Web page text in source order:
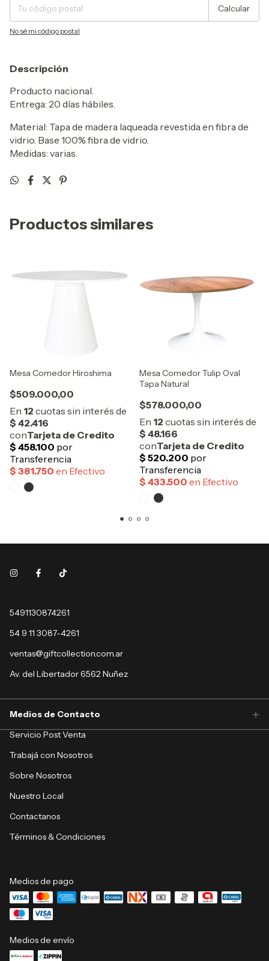
Calcular
No sé mi código postal
Descripción
Producto nacional.
Entrega: 20 días hábiles.
Material: Tapa de madera laqueada revestida en fibra de
vidrio. Base 100% fibra de vidrio.
Medidas: varias.
Productos similares
Mesa Comedor Hiroshima
$509.000,00
Mesa Comedor Tulip Oval
Tapa Natural
$578.000,00
5491130874261
54 9 11 3087-4261
ventas@giftcollection.com.ar
Av. del Libertador 6562 Nuñez
Medios de Contacto
Servicio Post Venta
Trabajá con Nosotros
Sobre Nosotros
Nuestro Local
Contactanos
Términos & Condiciones
Medios de pago
Medios de envío